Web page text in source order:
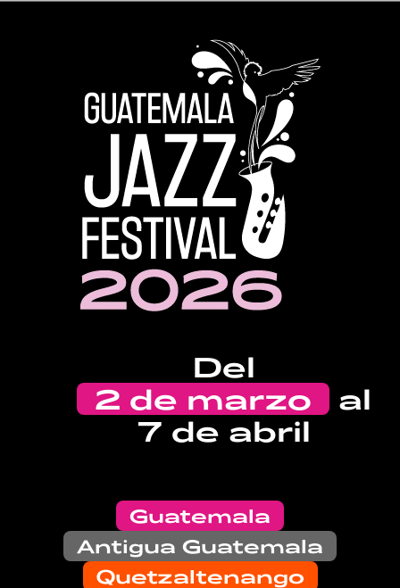
Del
2 de marzo
al
7 de abril
Guatemala
Antigua Guatemala
Quetzaltenango